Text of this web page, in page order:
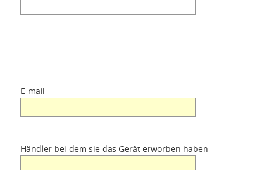
E-mail
Händler bei dem sie das Gerät erworben haben